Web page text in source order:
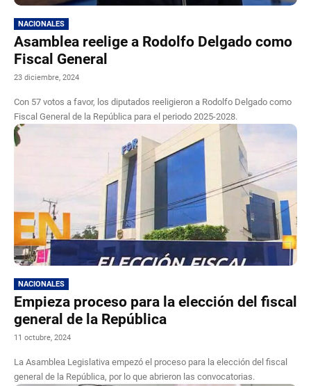
NACIONALES
Asamblea reelige a Rodolfo Delgado como
Fiscal General
23 diciembre, 2024
Con 57 votos a favor, los diputados reeligieron a Rodolfo Delgado como
Fiscal General de la República para el periodo 2025-2028.
NACIONALES
Empieza proceso para la elección del fiscal
general de la República
11 octubre, 2024
La Asamblea Legislativa empezó el proceso para la elección del fiscal
general de la República, por lo que abrieron las convocatorias.